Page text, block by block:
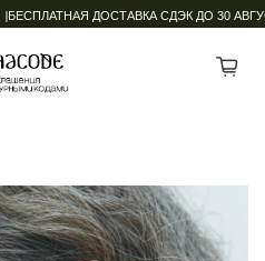
БЕСПЛАТНАЯ ДОСТАВКА СДЭК ДО 30